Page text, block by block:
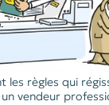
les règles qui
vendeur